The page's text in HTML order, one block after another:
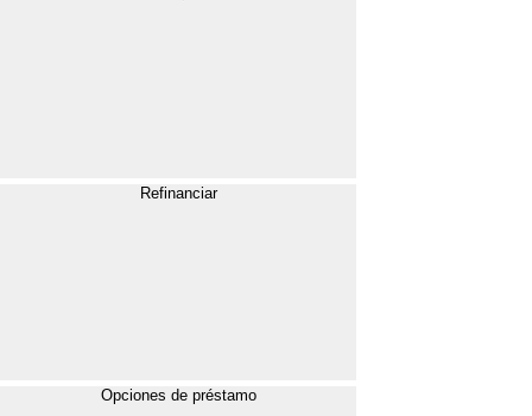
Refinanciar
Opciones de préstamo